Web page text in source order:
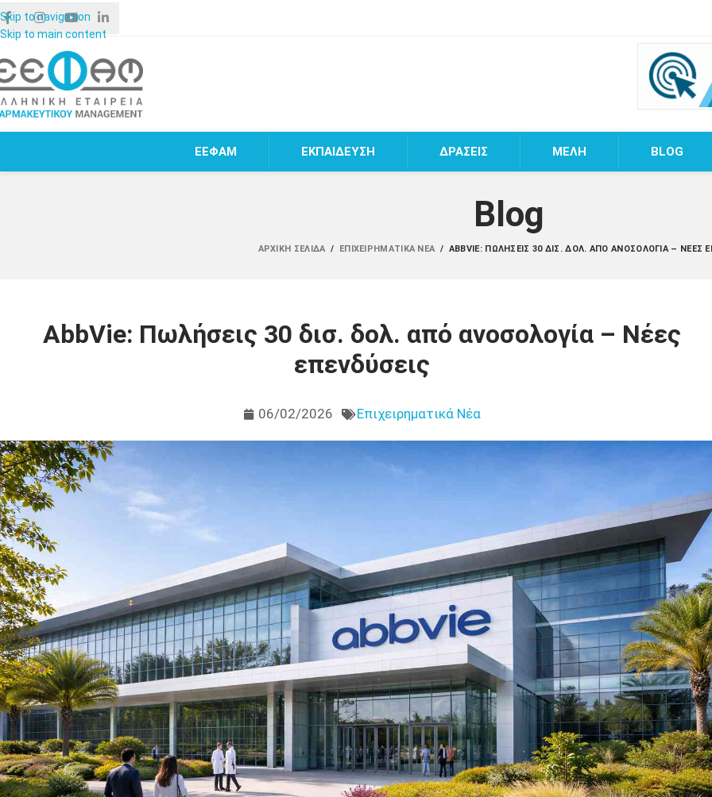
Skip to navigation
Skip to main content
ΕΕΦΑΜ ΕΚΠΑΙΔΕΥΣΗ ΔΡΑΣΕΙΣ MEΛΗ BLOG
Blog
ΑΡΧΙΚΉ ΣΕΛΊΔΑ / ΕΠΙΧΕΙΡΗΜΑΤΙΚΆ ΝΈΑ / ABBVIE: ΠΩΛΉΣΕΙΣ 30 ΔΙΣ. ΔΟΛ. ΑΠΌ ΑΝΟΣΟΛΟΓΊΑ – ΝΈΕΣ
AbbVie: Πωλήσεις 30 δισ. δολ. από ανοσολογία – Νέες
επενδύσεις
06/02/2026 Επιχειρηματικά Νέα